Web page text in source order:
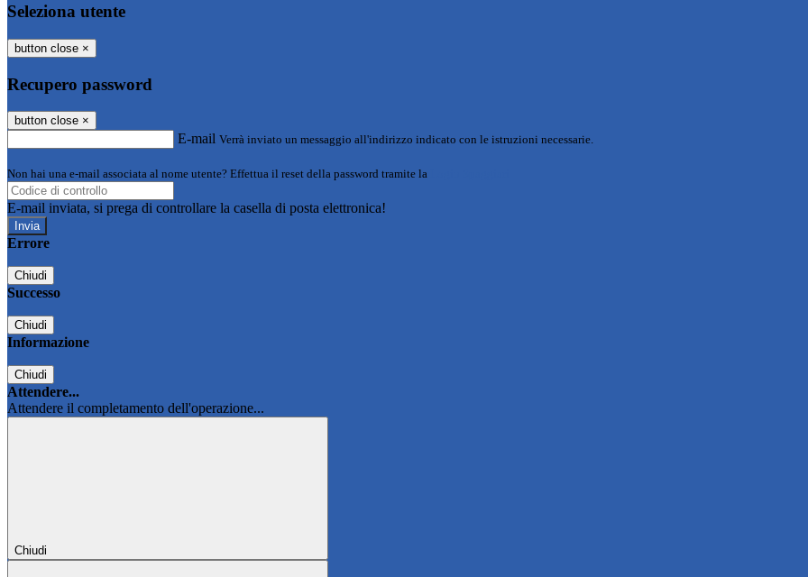
Seleziona utente
button close ×
Recupero password
button close ×
E-mail Verrà inviato un messaggio all'indirizzo indicato con le istruzioni necessarie.
Non hai una e-mail associata al nome utente? Effettua il reset della password tramite la
E-mail inviata, si prega di controllare la casella di posta elettronica!
Errore
Chiudi
Successo
Chiudi
Informazione
Chiudi
Attendere...
Attendere il completamento dell'operazione...
Chiudi